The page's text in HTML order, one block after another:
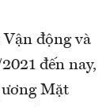
động và
đến nay,
Mặt